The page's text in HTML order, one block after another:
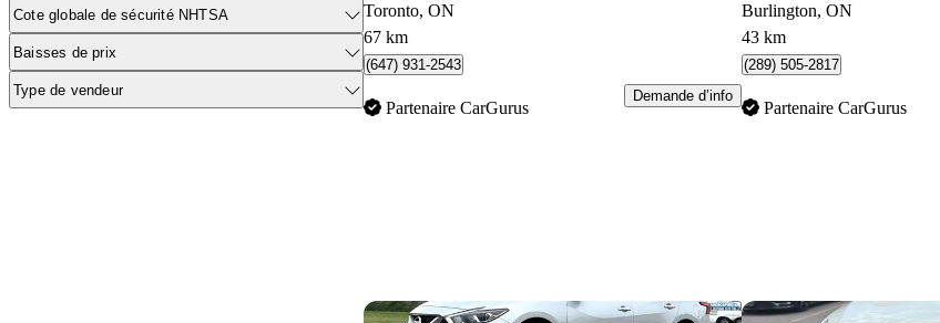
Cote globale de sécurité NHTSA
Baisses de prix
Type de vendeur
Toronto, ON
67 km
(647) 931-2543
Partenaire CarGurus
Demande d’info
Burlington, ON
43 km
(289) 505-2817
Partenaire CarGurus
Enregistrer cette annonce